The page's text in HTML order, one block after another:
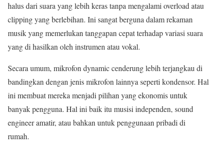
halus dari suara yang lebih keras tanpa mengalami overload atau
clipping yang berlebihan. Ini sangat berguna dalam rekaman
musik yang memerlukan tanggapan cepat terhadap variasi suara
yang di hasilkan oleh instrumen atau vokal.
Secara umum, mikrofon dynamic cenderung lebih terjangkau di
bandingkan dengan jenis mikrofon lainnya seperti kondensor. Hal
ini membuat mereka menjadi pilihan yang ekonomis untuk
banyak pengguna. Hal ini baik itu musisi independen, sound
engineer amatir, atau bahkan untuk penggunaan pribadi di
rumah.